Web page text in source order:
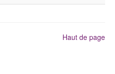
Haut de page